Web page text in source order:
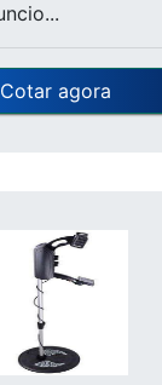
Cotar agora